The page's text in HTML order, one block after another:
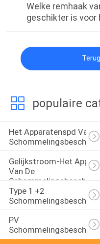
Welke remhaak
geschikter is voor
populaire
Het Apparatenspd Van
Gelijkstroom-Het
Van De
Type 1 +2
PV